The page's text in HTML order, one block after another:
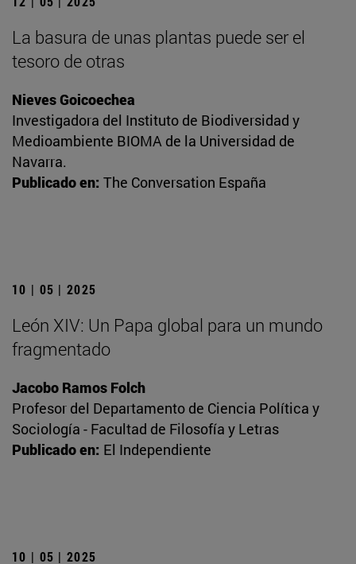
La basura de unas plantas puede ser el
tesoro de otras
Nieves Goicoechea
Investigadora del Instituto de Biodiversidad y
Medioambiente BIOMA de la Universidad de
Navarra.
Publicado en: The Conversation España
10 | 05 | 2025
León XIV: Un Papa global para un mundo
fragmentado
Jacobo Ramos Folch
Profesor del Departamento de Ciencia Política y
Sociología - Facultad de Filosofía y Letras
Publicado en: El Independiente
10 | 05 | 2025